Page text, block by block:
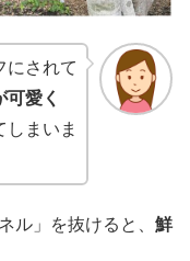
にされて
愛く
しまいま
ル」を抜けると、 鮮